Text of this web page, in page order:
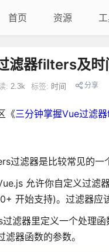
首页 资源
滤器filters及时
: 2.3k 标签: 时间 分享
《三分钟掌握Vue过滤
过滤器是比较常见的
允许你自定义过滤
开始支持)。过滤器应
滤器里定义一个处理
器函数的参数。